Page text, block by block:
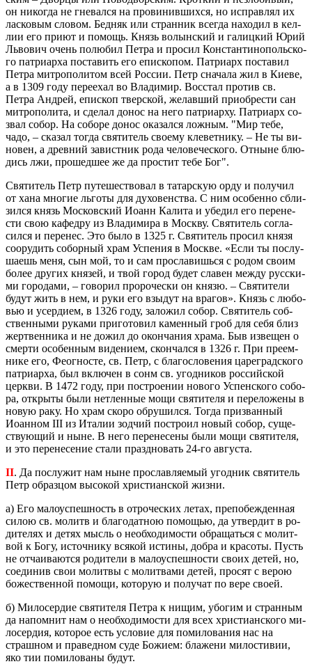
он ни­ко­гда не гне­вал­ся на про­ви­нив­ших­ся, но ис­прав­лял их
лас­ко­вым сло­вом. Бед­няк или стран­ник все­гда на­хо­дил в кел­
лии его приют и по­мощь. Князь во­лын­ский и га­лиц­кий Юрий
Льво­вич очень по­лю­бил Петра и про­сил Кон­стан­ти­но­поль­ско­
го пат­ри­ар­ха по­ста­вить его епи­ско­пом. Пат­ри­арх по­ста­вил
Петра мит­ро­по­ли­том всей Рос­сии. Петр сна­ча­ла жил в Киеве,
а в 1309 году пе­ре­ехал во Вла­ди­мир. Вос­стал про­тив св.
Петра Ан­дрей, епи­скоп твер­ской, же­лав­ший при­об­ре­сти сан
мит­ро­по­ли­та, и сде­лал донос на него пат­ри­ар­ху. Пат­ри­арх со­
звал собор. На со­бо­ре донос ока­зал­ся лож­ным. "Мир тебе,
чадо, – ска­зал тогда свя­ти­тель сво­е­му кле­вет­ни­ку. – Не ты ви­
но­вен, а древ­ний за­вист­ник рода че­ло­ве­че­ско­го. От­ныне блю­
дись лжи, про­шед­шее же да про­стит тебе Бог".
Свя­ти­тель Петр пу­те­ше­ство­вал в та­тар­скую орду и по­лу­чил
от хана мно­гие льго­ты для ду­хо­вен­ства. С ним осо­бен­но сбли­
зил­ся князь Мос­ков­ский Иоанн Ка­ли­та и убе­дил его пе­ре­не­
сти свою ка­фед­ру из Вла­ди­ми­ра в Моск­ву. Свя­ти­тель со­гла­
сил­ся и пе­ре­нес. Это было в 1325 г. Свя­ти­тель про­сил князя
со­ору­дить со­бор­ный храм Успе­ния в Москве. «Если ты по­слу­
ша­ешь меня, сын мой, то и сам про­сла­вишь­ся с родом своим
более дру­гих кня­зей, и твой город будет сла­вен между рус­ски­
ми го­ро­да­ми, – го­во­рил про­ро­че­ски он князю. – Свя­ти­те­ли
будут жить в нем, и руки его взы­дут на вра­гов». Князь с лю­бо­
вью и усер­ди­ем, в 1326 году, за­ло­жил собор. Свя­ти­тель соб­
ствен­ны­ми ру­ка­ми при­го­то­вил ка­мен­ный гроб для себя близ
жерт­вен­ни­ка и не дожил до окон­ча­ния храма. Быв из­ве­щен о
смер­ти осо­бен­ным ви­де­ни­ем, скон­чал­ся в 1326 г. При пре­ем­
ни­ке его, Фе­о­гно­сте, св. Петр, с бла­го­сло­ве­ния ца­ре­град­ско­го
пат­ри­ар­ха, был вклю­чен в сонм св. угод­ни­ков рос­сий­ской
церк­ви. В 1472 году, при по­стро­е­нии но­во­го Успен­ско­го со­бо­
ра, от­кры­ты были нетлен­ные мощи свя­ти­те­ля и пе­ре­ло­же­ны в
новую раку. Но храм скоро об­ру­шил­ся. Тогда при­зван­ный
Иоан­ном III из Ита­лии зод­чий по­стро­ил новый собор, су­ще­
ству­ю­щий и ныне. В него пе­ре­не­се­ны были мощи свя­ти­те­ля,
и это пе­ре­не­се­ние стали празд­но­вать 24-го ав­гу­ста.
II. Да по­слу­жит нам ныне про­слав­ля­е­мый угод­ник свя­ти­тель
Петр об­раз­цом вы­со­кой хри­сти­ан­ской жизни.
а) Его ма­ло­успеш­ность в от­ро­че­ских летах, пре­по­беж­ден­ная
силою св. мо­литв и бла­го­дат­ною по­мо­щью, да утвер­дит в ро­
ди­те­лях и детях мысль о необ­хо­ди­мо­сти об­ра­щать­ся с мо­лит­
вой к Богу, ис­точ­ни­ку вся­кой ис­ти­ны, добра и кра­со­ты. Пусть
не от­ча­и­ва­ют­ся ро­ди­те­ли в ма­ло­успеш­но­сти своих детей, но,
со­еди­нив свои мо­лит­вы с мо­лит­ва­ми детей, про­сят с верою
бо­же­ствен­ной по­мо­щи, ко­то­рую и по­лу­чат по вере своей.
б) Ми­ло­сер­дие свя­ти­те­ля Петра к нищим, убо­гим и стран­ным
да на­пом­нит нам о необ­хо­ди­мо­сти для всех хри­сти­ан­ско­го ми­
ло­сер­дия, ко­то­рое есть усло­вие для по­ми­ло­ва­ния нас на
страш­ном и пра­вед­ном суде Бо­жи­ем: бла­же­ни ми­ло­сти­вии,
яко тии по­ми­ло­ва­ны будут.